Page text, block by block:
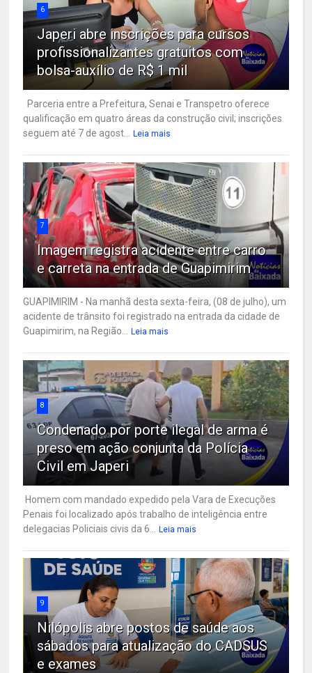
6
Japeri abre inscrições para cursos
profissionalizantes gratuitos com
bolsa-auxílio de R$ 1 mil
Parceria entre a Prefeitura, Senai e Transpetro oferece
qualificação em quatro áreas da construção civil; inscrições
seguem até 7 de agost...
Leia mais
7
Imagem registra acidente entre carro
e carreta na entrada de Guapimirim
GUAPIMIRIM - Na manhã desta sexta-feira, (08 de julho), um
acidente de trânsito foi registrado na entrada da cidade de
Guapimirim, na Região...
Leia mais
8
Condenado por porte ilegal de arma é
preso em ação conjunta da Polícia
Civil em Japeri
Homem com mandado expedido pela Vara de Execuções
Penais foi localizado após trabalho de inteligência entre
delegacias Policiais civis da 6...
Leia mais
9
Nilópolis abre postos de saúde aos
sábados para atualização do CADSUS
e exames